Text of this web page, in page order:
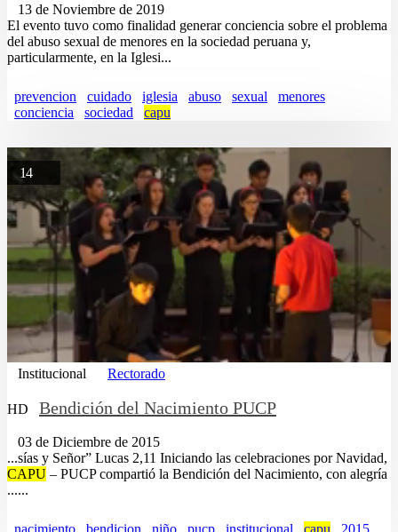
13 de Noviembre de 2019
El evento tuvo como finalidad generar conciencia sobre el problema
del abuso sexual de menores en la sociedad peruana y,
particularmente, en la Iglesi...
prevencion cuidado iglesia abuso sexual
menores
conciencia
sociedad capu
14
Institucional Rectorado
HD Bendición del Nacimiento PUCP
03 de Diciembre de 2015
...sías y Señor” Lucas 2,11 Iniciando las celebraciones por Navidad,
CAPU – PUCP compartió la Bendición del Nacimiento, con alegría
......
nacimiento bendicion niño pucp institucional capu 2015